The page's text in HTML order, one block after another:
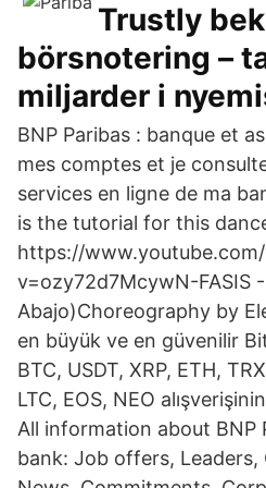
Trustly
börsnotering –
miljarder i
BNP Paribas : banque et
mes comptes et je
services en ligne de ma
is the tutorial for this
https://
v=ozy72d7McywN-FASIS
Abajo)Choreography by
en büyük ve en güvenilir
BTC, USDT, XRP, ETH,
LTC, EOS, NEO
All information about BNP
bank: Job offers, Leaders,